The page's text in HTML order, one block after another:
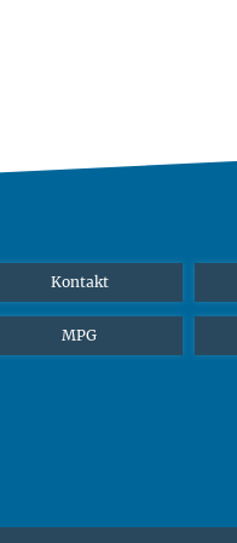
Kontakt
MPG